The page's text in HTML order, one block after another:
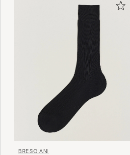
BRESCIANI